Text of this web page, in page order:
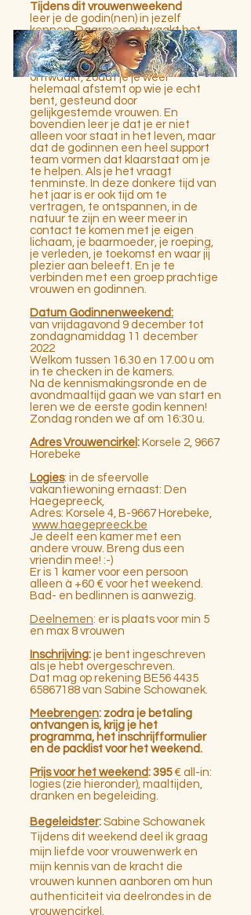
Tijdens dit vrouwenweekend
leer je de godin(nen) in jezelf
kennen. Daarmee ontwaakt het
besef dat je al veel meer kwaliteiten
en talenten hebt ontwikkeld dat je
dacht. Je diepere weten en intuïtie
ontwaakt, zodat je je weer
helemaal afstemt op wie je echt
bent, gesteund door
gelijkgestemde vrouwen. En
bovendien leer je dat je er niet
alleen voor staat in het leven, maar
dat de godinnen een heel support
team vormen dat klaarstaat om je
te helpen. Als je het vraagt
tenminste. In deze donkere tijd van
het jaar is er ook tijd om te
vertragen, te ontspannen, in de
natuur te zijn en weer meer in
contact te komen met je eigen
lichaam, je baarmoeder, je roeping,
je verleden, je toekomst en waar jij
plezier aan beleeft. En je te
verbinden met een groep prachtige
vrouwen en godinnen.
Datum Godinnenweekend:
van vrijdagavond 9 december tot
zondagnamiddag 11 december
2022
Welkom tussen 16.30 en 17.00 u om
in te checken in de kamers.
Na de kennismakingsronde en de
avondmaaltijd gaan we van start en
leren we de eerste godin kennen!
Zondag ronden we af om 16:30 u.
Adres Vrouwencirkel : Korsele 2, 9667
Horebeke
Logies: in de sfeervolle
vakantiewoning ernaast: Den
Haegepreeck,
Adres: Korsele 4, B-9667 Horebeke,
www.haegepreeck.be
Je deelt een kamer met een
andere vrouw. Breng dus een
vriendin mee! :-)
Er is 1 kamer voor een persoon
alleen à +60 € voor het weekend.
Bad- en bedlinnen is aanwezig.
Deelnemen: er is plaats voor min 5
en max 8 vrouwen
Inschrijving: je bent ingeschreven
als je hebt overgeschreven.
Dat mag op rekening BE56 4435
65867188 van Sabine Schowanek.
Meebrengen: zodra je betaling
ontvangen is, krijg je het
programma, het inschrijfformulier
en de packlist voor het weekend.
Prijs voor het weekend: 395€ all-in:
logies (zie hieronder), maaltijden,
dranken en begeleiding.
Begeleidster: Sabine Schowanek
Tijdens dit weekend deel ik graag
mijn liefde voor vrouwenwerk en
mijn kennis van de kracht die
vrouwen kunnen aanboren om hun
authenticiteit via deelrondes in de
vrouwencirkel.